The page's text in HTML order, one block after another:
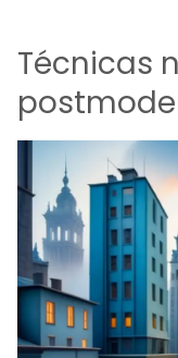
Técnicas